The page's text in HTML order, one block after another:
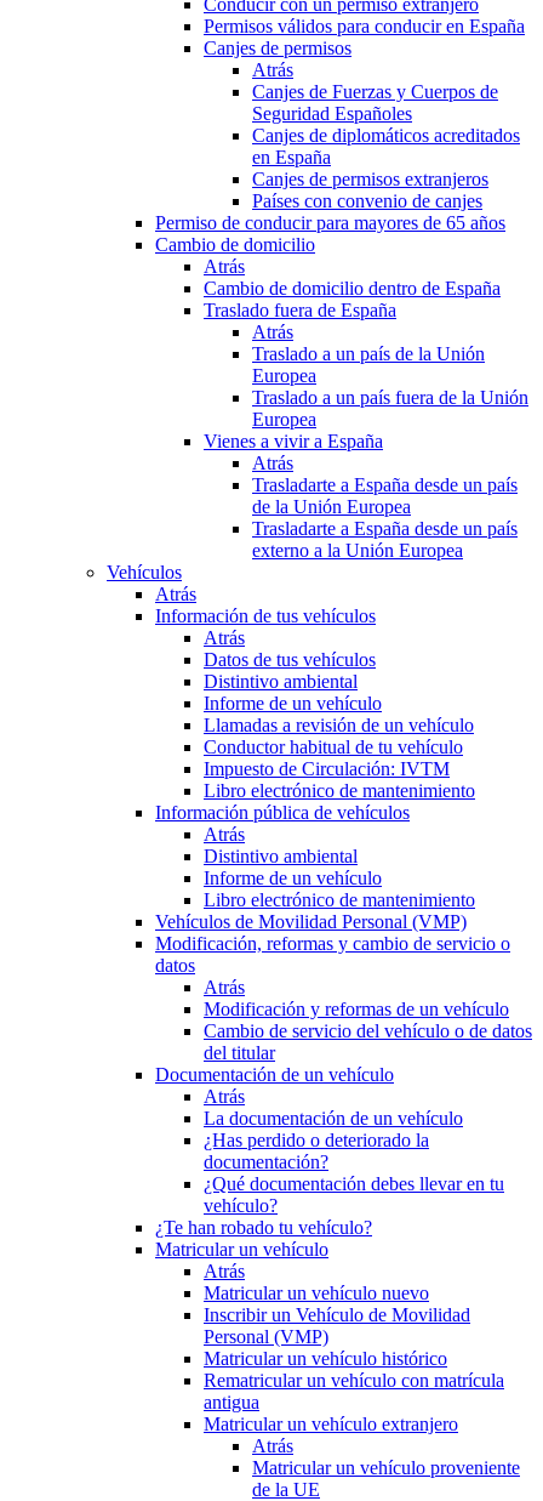
Conducir con un permiso extranjero
Permisos válidos para conducir en España
Canjes de permisos
Atrás
Canjes de Fuerzas y Cuerpos de
Seguridad Españoles
Canjes de diplomáticos acreditados
en España
Canjes de permisos extranjeros
Países con convenio de canjes
Permiso de conducir para mayores de 65 años
Cambio de domicilio
Atrás
Cambio de domicilio dentro de España
Traslado fuera de España
Atrás
Traslado a un país de la Unión
Europea
Traslado a un país fuera de la Unión
Europea
Vienes a vivir a España
Atrás
Trasladarte a España desde un país
de la Unión Europea
Trasladarte a España desde un país
externo a la Unión Europea
Vehículos
Atrás
Información de tus vehículos
Atrás
Datos de tus vehículos
Distintivo ambiental
Informe de un vehículo
Llamadas a revisión de un vehículo
Conductor habitual de tu vehículo
Impuesto de Circulación: IVTM
Libro electrónico de mantenimiento
Información pública de vehículos
Atrás
Distintivo ambiental
Informe de un vehículo
Libro electrónico de mantenimiento
Vehículos de Movilidad Personal (VMP)
Modificación, reformas y cambio de servicio o
datos
Atrás
Modificación y reformas de un vehículo
Cambio de servicio del vehículo o de datos
del titular
Documentación de un vehículo
Atrás
La documentación de un vehículo
¿Has perdido o deteriorado la
documentación?
¿Qué documentación debes llevar en tu
vehículo?
¿Te han robado tu vehículo?
Matricular un vehículo
Atrás
Matricular un vehículo nuevo
Inscribir un Vehículo de Movilidad
Personal (VMP)
Matricular un vehículo histórico
Rematricular un vehículo con matrícula
antigua
Matricular un vehículo extranjero
Atrás
Matricular un vehículo proveniente
de la UE